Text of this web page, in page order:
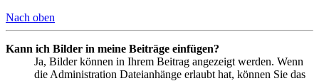
Nach oben
Kann ich Bilder in meine Beiträge einfügen?
Ja, Bilder können in Ihrem Beitrag angezeigt werden. Wenn
die Administration Dateianhänge erlaubt hat, können Sie das